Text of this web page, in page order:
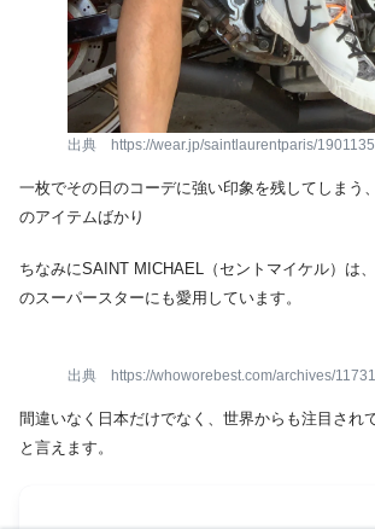
出典 https://wear.jp/saintlaurentparis/
一枚でその日のコーデに強い印象を残してしまう
のアイテムばかり
ちなみにSAINT MICHAEL（セントマイケル）は
のスーパースターにも愛用しています。
出典 https://whoworebest.com/archives/11731
間違いなく日本だけでなく、世界からも注目され
と言えます。